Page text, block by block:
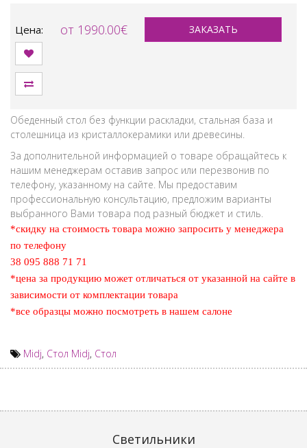
Цена: от 1990.00€ ЗАКАЗАТЬ
Обеденный стол без функции раскладки, стальная база и
столешница из кристаллокерамики или древесины.
За дополнительной информацией о товаре обращайтесь к
нашим менеджерам оставив запрос или перезвонив по
телефону, указанному на сайте. Мы предоставим
профессиональную консультацию, предложим варианты
выбранного Вами товара под разный бюджет и стиль.
*скидку на стоимость товара можно запросить у менеджера
по телефону
38 095 888 71 71
*цена за продукцию может отличаться от указанной на сайте в
зависимости от комплектации товара
*все образцы можно посмотреть в нашем салоне
Midj, Стол Midj, Стол
Светильники